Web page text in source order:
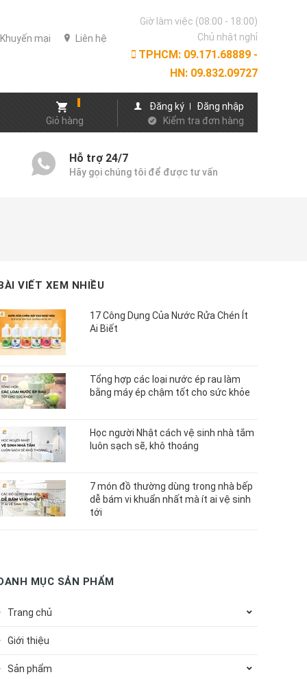
Khuyến mại Liên hệ
Giờ làm việc (08:00 - 18:00)
Chủ nhật nghỉ
TPHCM: 09.171.68889 -
HN: 09.832.09727
Giỏ hàng
Đăng ký
Đăng nhập
Kiểm tra đơn hàng
Hỗ trợ 24/7
Hãy gọi chúng tôi để được tư vấn
VIẾT XEM NHIỀU
17 Công Dụng Của Nước Rửa Chén Ít
Ai Biết
Tổng hợp các loại nước ép rau làm
bằng máy ép chậm tốt cho sức khỏe
Học người Nhật cách vệ sinh nhà tắm
luôn sạch sẽ, khô thoáng
7 món đồ thường dùng trong nhà bếp
dễ bám vi khuẩn nhất mà ít ai vệ sinh
tới
MỤC SẢN PHẨM
Trang chủ
Giới thiệu
Sản phẩm